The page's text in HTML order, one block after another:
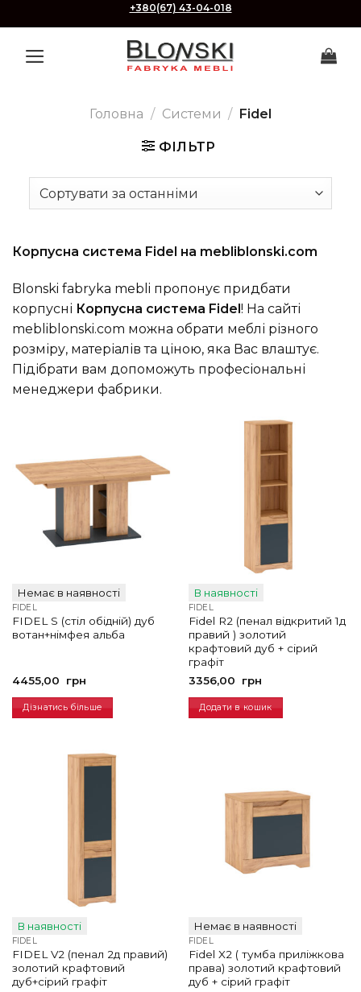
to
content
+380(67) 43-04-018
Головна / Системи / Fidel
ФІЛЬТР
Корпусна система Fidel на mebliblonski.com
Blonski fabryka mebli пропонує придбати
корпусні Корпусна система Fidel! На сайті
mebliblonski.com можна обрати меблі різного
розміру, матеріалів та ціною, яка Вас влаштує.
Підібрати вам допоможуть професіональні
менеджери фабрики.
Немає в наявності
FIDEL
FIDEL S (стіл обідній) дуб
вотан+німфея альба
4455,00 грн
Дізнатись більше
В наявності
FIDEL
Fidel R2 (пенал відкритий 1д
правий ) золотий
крафтовий дуб + сірий
графіт
3356,00
грн
Додати в кошик
В наявності
FIDEL
FIDEL V2 (пенал 2д правий)
золотий крафтовий
дуб+сірий графіт
Немає в наявності
FIDEL
Fidel X2 ( тумба приліжкова
права) золотий крафтовий
дуб + сірий графіт